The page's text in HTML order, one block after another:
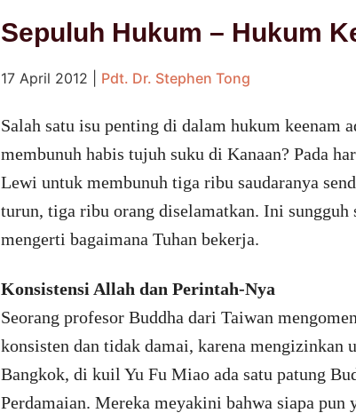
Sepuluh Hukum – Hukum
17 April 2012 Pdt. Dr. Stephen Tong
Salah satu isu penting di dalam hukum keenam
membunuh habis tujuh suku di Kanaan? Pada
Lewi untuk membunuh tiga ribu saudaranya
turun, tiga ribu orang diselamatkan. Ini
mengerti bagaimana Tuhan bekerja.
Konsistensi Allah dan Perintah-Nya
Seorang profesor Buddha dari Taiwan
konsisten dan tidak damai, karena mengizinkan
Bangkok, di kuil Yu Fu Miao ada satu patung
Perdamaian. Mereka meyakini bahwa siapa